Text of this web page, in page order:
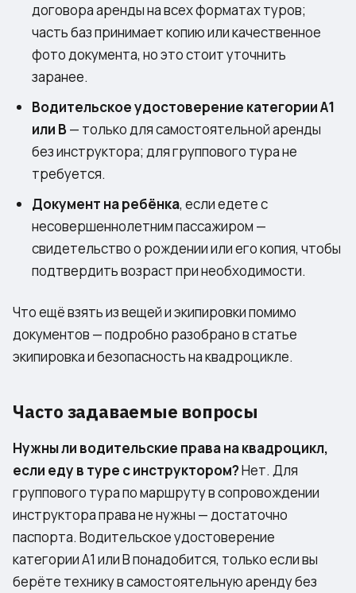
договора аренды на всех форматах туров;
часть баз принимает копию или качественное
фото документа, но это стоит уточнить
заранее.
Водительское удостоверение категории A1
или B— только для самостоятельной аренды
без инструктора; для группового тура не
требуется.
Документ на ребёнка, если едете с
несовершеннолетним пассажиром —
свидетельство о рождении или его копия, чтобы
подтвердить возраст при необходимости.
Что ещё взять из вещей и экипировки помимо
документов — подробно разобрано в статье
экипировка и безопасность на квадроцикле.
Часто задаваемые вопросы
Нужны ли водительские права на квадроцикл,
если еду в туре с инструктором?Нет. Для
группового тура по маршруту в сопровождении
инструктора права не нужны — достаточно
паспорта. Водительское удостоверение
категории A1 или B понадобится, только если вы
берёте технику в самостоятельную аренду без